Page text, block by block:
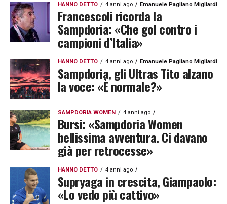
HANNO DETTO 4 anni ago Emanuele Pagliano Migliardi
Francescoli ricorda la
Sampdoria: «Che gol contro i
campioni d’Italia»
HANNO DETTO 4 anni ago Emanuele Pagliano Migliardi
Sampdoria, gli Ultras Tito alzano
la voce: «È normale?»
SAMPDORIA WOMEN 4 anni ago
Bursi: «Sampdoria Women
bellissima avventura. Ci davano
già per retrocesse»
HANNO DETTO 4 anni ago
Supryaga in crescita, Giampaolo:
«Lo vedo più cattivo»